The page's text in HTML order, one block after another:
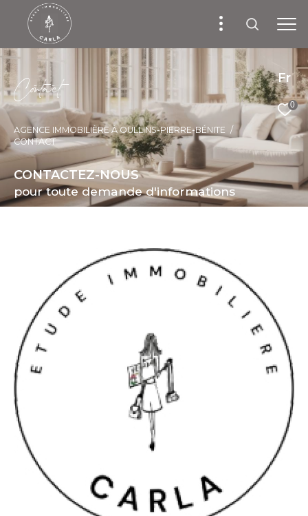
Fr
0
Cotact
AGENCE IMMOBILIÈRE À OULLINS-PIERRE-BÉNITE
CONTACT
CONTACTEZ-NOUS
pour toute demande d'informations